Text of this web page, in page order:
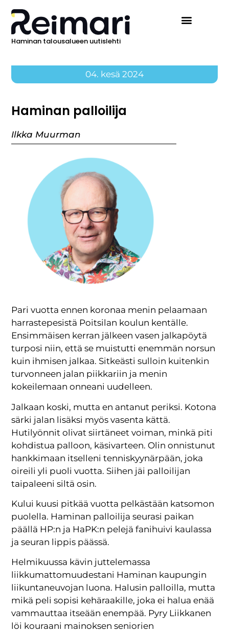
Haminan talousalueen uutislehti
04. kesä 2024
Haminan palloilija
Ilkka Muurman
Pari vuotta ennen koronaa menin pelaamaan
harrastepesistä Poitsilan koulun kentälle.
Ensimmäisen kerran jälkeen vasen jalkapöytä
turposi niin, että se muistutti enemmän norsun
kuin ihmisen jalkaa. Sitkeästi sulloin kuitenkin
turvonneen jalan piikkariin ja menin
kokeilemaan onneani uudelleen.
Jalkaan koski, mutta en antanut periksi. Kotona
särki jalan lisäksi myös vasenta kättä.
Hutilyönnit olivat siirtäneet voiman, minkä piti
kohdistua palloon, käsivarteen. Olin onnistunut
hankkimaan itselleni tenniskyynärpään, joka
oireili yli puoli vuotta. Siihen jäi palloilijan
taipaleeni siltä osin.
Kului kuusi pitkää vuotta pelkästään katsomon
puolella. Haminan palloilija seurasi paikan
päällä HP:n ja HaPK:n pelejä fanihuivi kaulassa
ja seuran lippis päässä.
Helmikuussa kävin juttelemassa
liikkumattomuudestani Haminan kaupungin
liikuntaneuvojan luona. Halusin palloilla, mutta
mikä peli sopisi kehäraakille, joka ei halua enää
vammauttaa itseään enempää. Pyry Liikkanen
löi kouraani mainoksen seniorien